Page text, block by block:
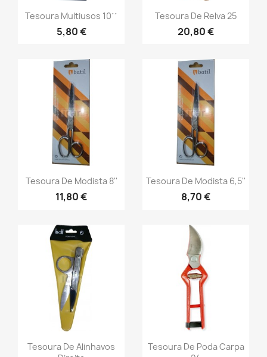
Tesoura Multiusos 10´´
5,80 €
Tesoura De Relva 25
20,80 €
Tesoura De Modista 8''
11,80 €
Tesoura De Modista 6,5''
8,70 €
Tesoura De Alinhavos
Tesoura De Poda Carpa